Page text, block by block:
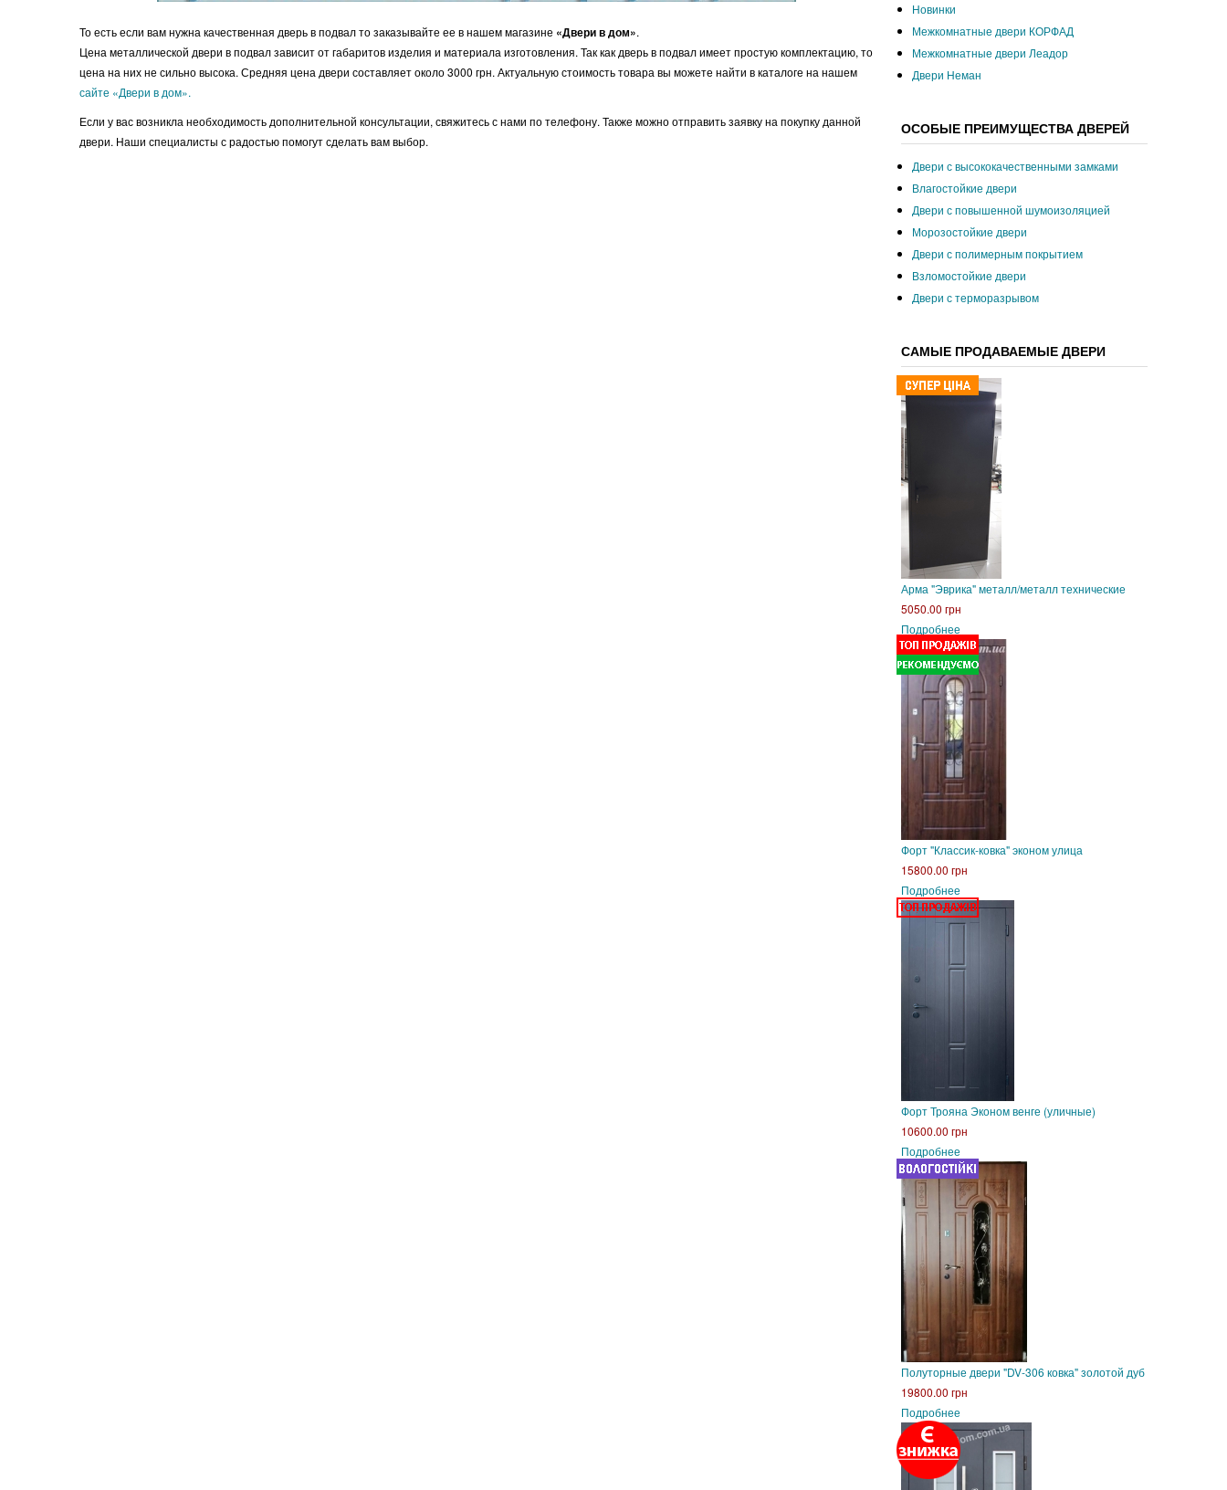
То есть если вам нужна качественная дверь в подвал то заказывайте ее в нашем магазине «Двери в дом».
Цена металлической двери в подвал зависит от габаритов изделия и материала изготовления. Так как дверь в подвал имеет простую комплектацию, то
цена на них не сильно высока. Средняя цена двери составляет около 3000 грн. Актуальную стоимость товара вы можете найти в каталоге на нашем
сайте «Двери в дом».
Если у вас возникла необходимость дополнительной консультации, свяжитесь с нами по телефону. Также можно отправить заявку на покупку данной
двери. Наши специалисты с радостью помогут сделать вам выбор.
Новинки
Межкомнатные двери КОРФАД
Межкомнатные двери Леадор
Двери Неман
ОСОБЫЕ ПРЕИМУЩЕСТВА ДВЕРЕЙ
Двери с высококачественными замками
Влагостойкие двери
Двери с повышенной шумоизоляцией
Морозостойкие двери
Двери с полимерным покрытием
Взломостойкие двери
Двери с терморазрывом
САМЫЕ ПРОДАВАЕМЫЕ ДВЕРИ
Арма "Эврика" металл/металл технические
5050.00 грн
Подробнее
Форт "Классик-ковка" эконом улица
15800.00 грн
Подробнее
Форт Трояна Эконом венге (уличные)
10600.00 грн
Подробнее
Полуторные двери "DV-306 ковка" золотой дуб
19800.00 грн
Подробнее